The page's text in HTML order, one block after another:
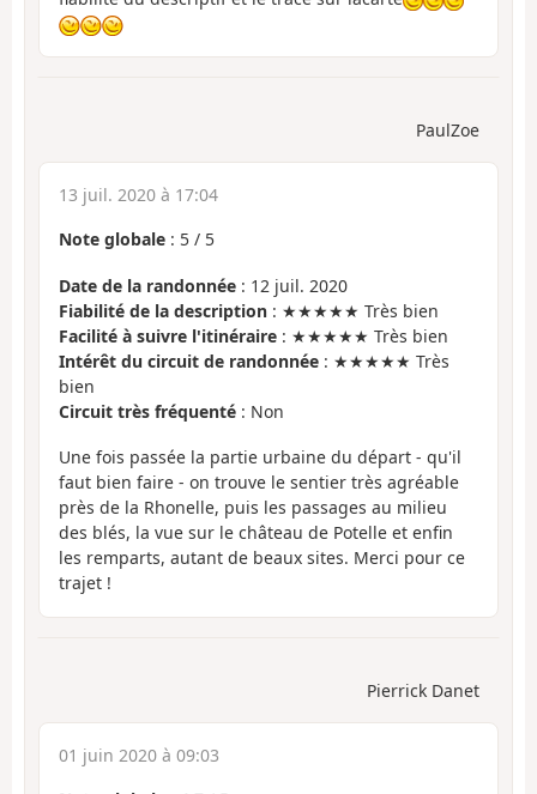
PaulZoe
13 juil. 2020 à 17:04
Note globale : 5 / 5
Date de la randonnée : 12 juil. 2020
Fiabilité de la description : ★★★★★ Très bien
Facilité à suivre l'itinéraire : ★★★★★ Très bien
Intérêt du circuit de randonnée : ★★★★★ Très
bien
Circuit très fréquenté : Non
Une fois passée la partie urbaine du départ - qu'il
faut bien faire - on trouve le sentier très agréable
près de la Rhonelle, puis les passages au milieu
des blés, la vue sur le château de Potelle et enfin
les remparts, autant de beaux sites. Merci pour ce
trajet !
Pierrick Danet
01 juin 2020 à 09:03